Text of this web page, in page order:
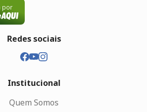
por
Redes sociais
Institucional
Quem Somos